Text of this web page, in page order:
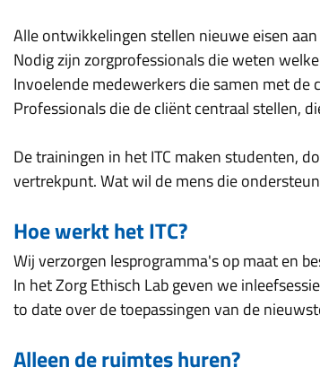
Alle ontwikkelingen stellen nieuwe eisen
Nodig zijn zorgprofessionals die weten
Invoelende medewerkers die samen met
Professionals die de cliënt centraal stellen,
De trainingen in het ITC maken studenten,
vertrekpunt. Wat wil de mens die
Hoe werkt het ITC?
Wij verzorgen lesprogramma's op maat en
In het Zorg Ethisch Lab geven we
to date over de toepassingen van de
Alleen de ruimtes huren?